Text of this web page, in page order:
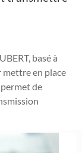
basé à
mettre en place
de